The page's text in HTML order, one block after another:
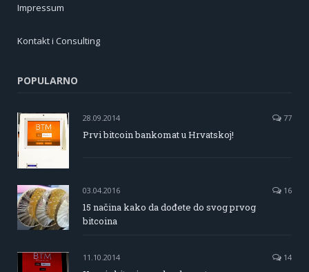
Impressum
Kontakt i Consulting
POPULARNO
28.09.2014 77
Prvi bitcoin bankomat u Hrvatskoj!
03.04.2016 16
15 načina kako da dođete do svog prvog
bitcoina
11.10.2014 14